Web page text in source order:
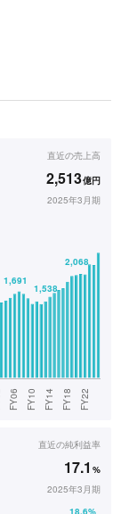
直近の売上高
2,513億円
2025年3月期
直近の純利益率
17.1 %
2025年3月期